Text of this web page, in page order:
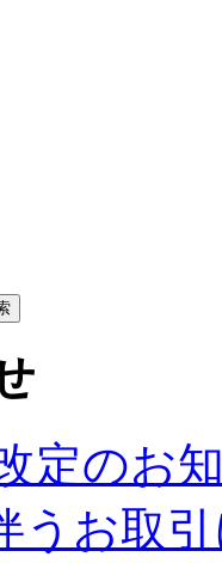
定のお
うお取